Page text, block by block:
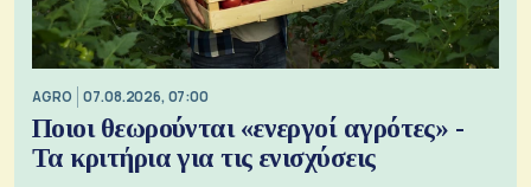
AGRO 07.08.2026, 07:00
Ποιοι θεωρούνται «ενεργοί αγρότες» -
Τα κριτήρια για τις ενισχύσεις